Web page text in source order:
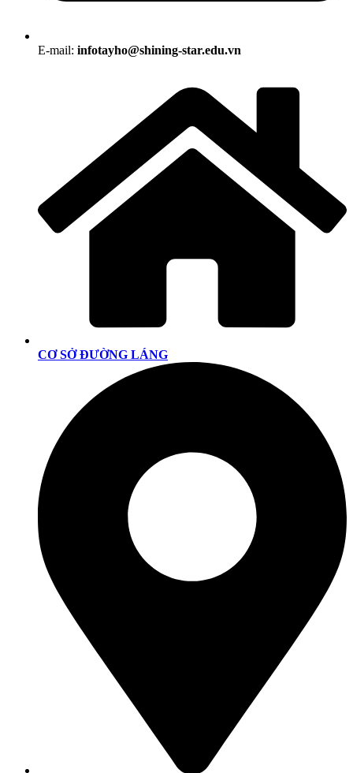
E-mail: infotayho@shining-star.edu.vn
CƠ SỞ ĐƯỜNG LÁNG